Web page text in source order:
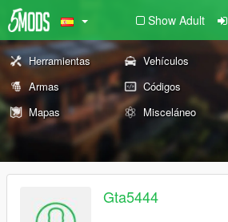
Show Adult
Herramientas Vehículos
Armas
Códigos
Mapas
Misceláneo
Gta5444